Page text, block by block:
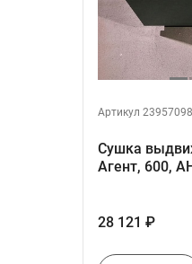
Артикул
Сушка
Агент, 600,
28 121 ₽